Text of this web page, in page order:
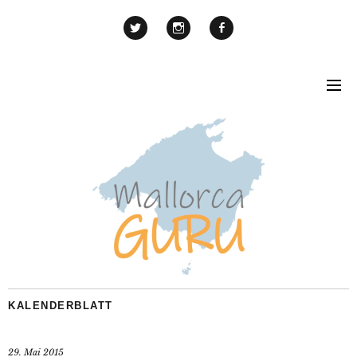
KALENDERBLATT
29. Mai 2015